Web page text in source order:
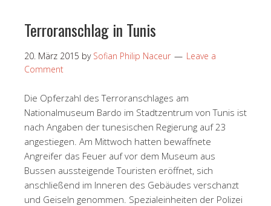
Terroranschlag in Tunis
20. März 2015 by Sofian Philip Naceur
Leave a
Comment
Die Opferzahl des Terroranschlages am
Nationalmuseum Bardo im Stadtzentrum von Tunis ist
nach Angaben der tunesischen Regierung auf 23
angestiegen. Am Mittwoch hatten bewaffnete
Angreifer das Feuer auf vor dem Museum aus
Bussen aussteigende Touristen eröffnet, sich
anschließend im Inneren des Gebäudes verschanzt
und Geiseln genommen. Spezialeinheiten der Polizei